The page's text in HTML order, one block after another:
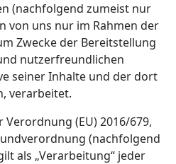
(nachfolgend zumeist nur
von uns nur im Rahmen der
Zwecke der Bereitstellung
nutzerfreundlichen
seiner Inhalte und der dort
verarbeitet.
Verordnung (EU) 2016/679,
(nachfolgend
als „Verarbeitung“ jeder